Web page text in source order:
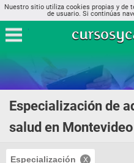
Nuestro sitio utiliza cookies propias y de
de usuario. Si continúas
Especialización de
salud en Montevideo
Especialización